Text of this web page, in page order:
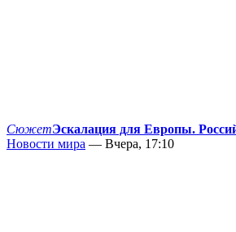
СюжетЭскалация для Европы.
Новости мира — Вчера, 17:10